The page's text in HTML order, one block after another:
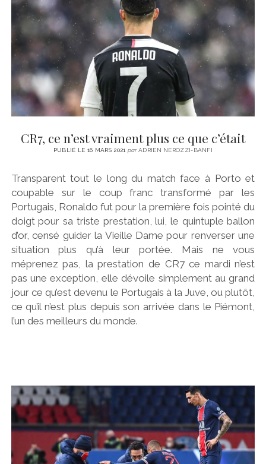
CINÉMA
LITTÉRATURE
ÉCONOMIE
SPORT
MÉDIAS
SANTÉ
instagram
email
email-
form
CR7, ce n’est vraiment plus ce que c’était
PUBLIÉ LE 16 MARS 2021 parADRIEN NEROZZI-BANFI
Transparent tout le long du match face à Porto et
coupable sur le coup franc transformé par les
Portugais, Ronaldo fut pour la première fois pointé du
doigt pour sa triste prestation, lui, le quintuple ballon
d’or, censé guider la Vieille Dame pour renverser une
situation plus qu’à leur portée. Mais ne vous
méprenez pas, la prestation de CR7 ce mardi n’est
pas une exception, elle dévoile simplement au grand
jour ce qu’est devenu le Portugais à la Juve, ou plutôt,
ce qu’il n’est plus depuis son arrivée dans le Piémont,
l’un des meilleurs du monde.